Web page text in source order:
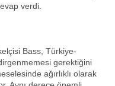
verdi.
Bass, Türkiye-
gerektiğini
ağırlıklı olarak